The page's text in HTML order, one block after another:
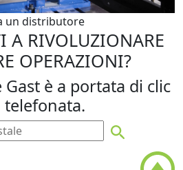
un distributore
A RIVOLUZIONARE
OPERAZIONI?
è a portata di clic
telefonata.